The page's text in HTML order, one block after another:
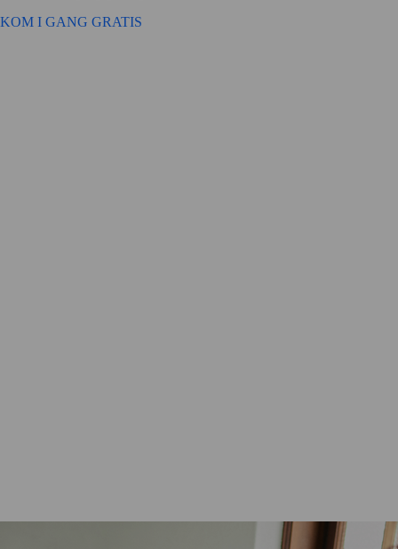
KOM I GANG GRATIS